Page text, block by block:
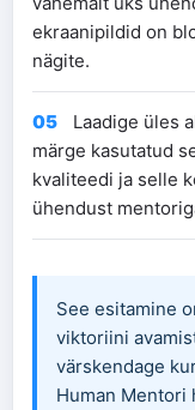
ekraanipildid on
nägite.
05
Laadige üles
märge kasutatud
kvaliteedi ja selle
ühendust
See esitamine
viktoriini
värskendage
Human Mentori